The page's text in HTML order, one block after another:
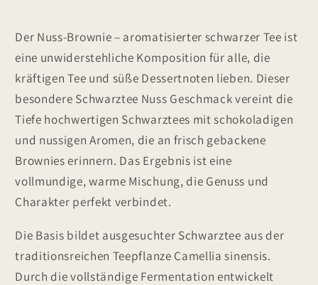
Tee
Tee
Der Nuss-Brownie – aromatisierter schwarzer Tee ist
eine unwiderstehliche Komposition für alle, die
kräftigen Tee und süße Dessertnoten lieben. Dieser
besondere Schwarztee Nuss Geschmack vereint die
Tiefe hochwertigen Schwarztees mit schokoladigen
und nussigen Aromen, die an frisch gebackene
Brownies erinnern. Das Ergebnis ist eine
vollmundige, warme Mischung, die Genuss und
Charakter perfekt verbindet.
Die Basis bildet ausgesuchter Schwarztee aus der
traditionsreichen Teepflanze Camellia sinensis.
Durch die vollständige Fermentation entwickelt